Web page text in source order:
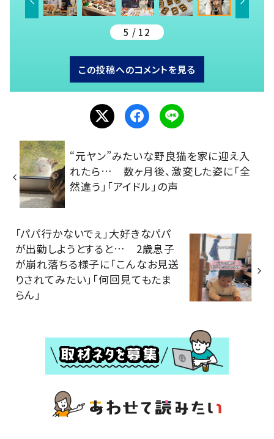
5 / 12
この投稿へのコメントを見る
“元ヤン”みたいな野良猫を家に迎え入
れたら… 数ヶ月後、激変した姿に「全
然違う」「アイドル」の声
「パパ行かないでぇ」大好きなパパ
が出勤しようとすると… 2歳息子
が崩れ落ちる様子に「こんなお見送
りされてみたい」「何回見てもたま
らん」